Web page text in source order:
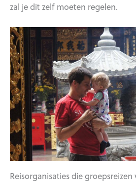
zal je dit zelf moeten regelen.
Reisorganisaties die